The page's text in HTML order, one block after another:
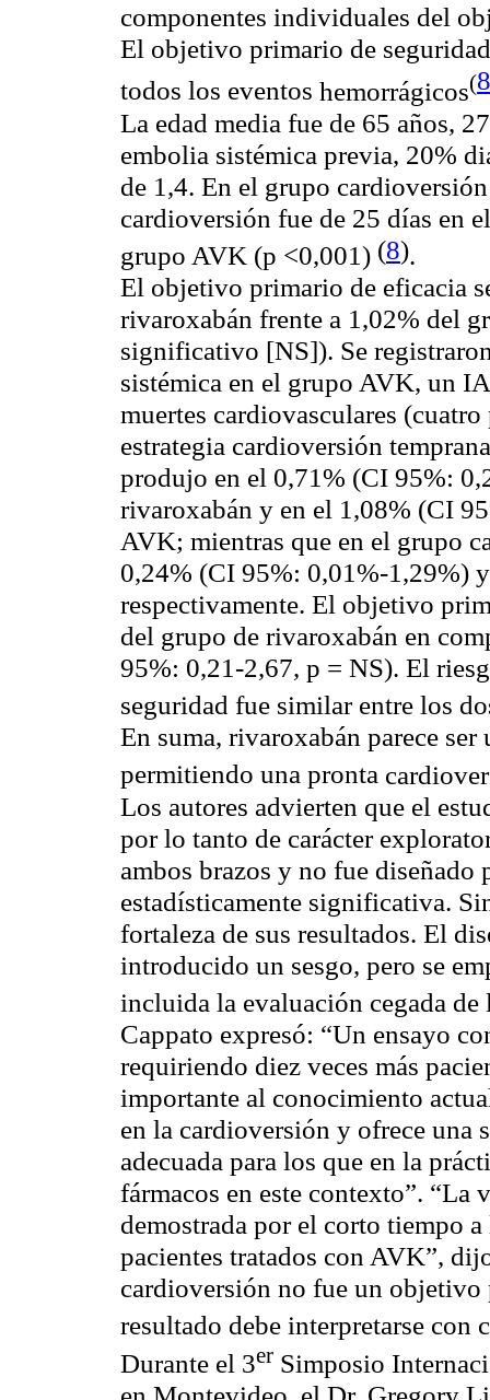
componentes individuales del
El objetivo primario de
todos los eventos hemorrágicos(8
La edad media fue de 65 años,
embolia sistémica previa, 20%
de 1,4. En el grupo
cardioversión fue de 25 días en
grupo AVK (p <0,001) (8).
El objetivo primario de eficacia
rivaroxabán frente a 1,02% del
significativo [NS]). Se
sistémica en el grupo AVK, un
muertes cardiovasculares
estrategia cardioversión
produjo en el 0,71% (CI 95%:
rivaroxabán y en el 1,08% (CI
AVK; mientras que en el grupo
0,24% (CI 95%: 0,01%-1,29%)
respectivamente. El objetivo
del grupo de rivaroxabán en
95%: 0,21-2,67, p = NS). El
seguridad fue similar entre los
En suma, rivaroxabán parece
permitiendo una pronta
Los autores advierten que el
por lo tanto de carácter
ambos brazos y no fue
estadísticamente significativa.
fortaleza de sus resultados. El
introducido un sesgo, pero se
incluida la evaluación cegada
Cappato expresó: “Un ensayo
requiriendo diez veces más
importante al conocimiento
en la cardioversión y ofrece una
adecuada para los que en la
fármacos en este contexto”. “La
demostrada por el corto tiempo
pacientes tratados con AVK”,
cardioversión no fue un objetivo
resultado debe interpretarse con
Durante el 3er Simposio